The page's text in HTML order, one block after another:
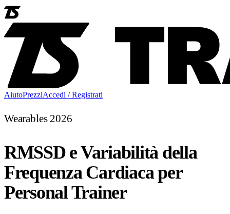
AiutoPrezziAccedi / Registrati
Wearables 2026
RMSSD e Variabilità della
Frequenza Cardiaca per
Personal Trainer